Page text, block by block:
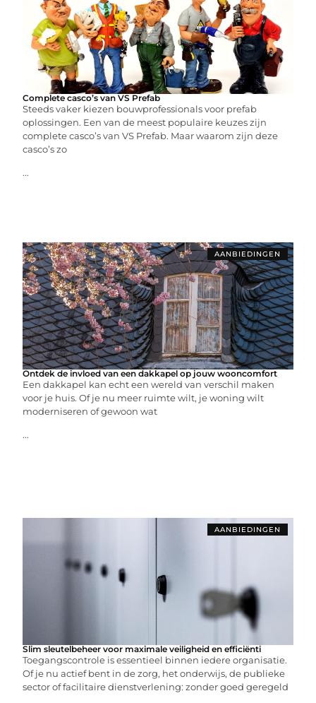
Complete casco’s van VS Prefab
Steeds vaker kiezen bouwprofessionals voor prefab
oplossingen. Een van de meest populaire keuzes zijn
complete casco’s van VS Prefab. Maar waarom zijn deze
casco’s zo
...
AANBIEDINGEN
Ontdek de invloed van een dakkapel op jouw wooncomfort
Een dakkapel kan echt een wereld van verschil maken
voor je huis. Of je nu meer ruimte wilt, je woning wilt
moderniseren of gewoon wat
...
AANBIEDINGEN
Slim sleutelbeheer voor maximale veiligheid en efficiënti
Toegangscontrole is essentieel binnen iedere organisatie.
Of je nu actief bent in de zorg, het onderwijs, de publieke
sector of facilitaire dienstverlening: zonder goed geregeld